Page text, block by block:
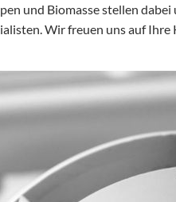
und Biomasse stellen
Wir freuen uns auf